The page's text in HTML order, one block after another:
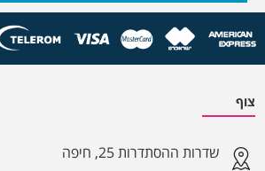
צוף
שדרות ההסתדרות 25, חיפה